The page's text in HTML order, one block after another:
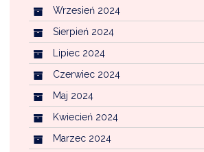
Wrzesień 2024
Sierpień 2024
Lipiec 2024
Czerwiec 2024
Maj 2024
Kwiecień 2024
Marzec 2024